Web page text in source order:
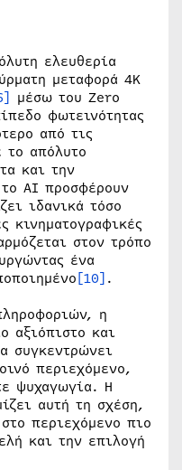
ελευθερία
μεταφορά 4K
μέσω του Zero
φωτεινότητας
από τις
το απόλυτο
και την
AI προσφέρουν
ιδανικά τόσο
κινηματογραφικές
στον τρόπο
ένα
[10].
η
αξιόπιστο και
συγκεντρώνει
περιεχόμενο,
ψυχαγωγία. Η
αυτή τη σχέση,
περιεχόμενο πιο
και την επιλογή